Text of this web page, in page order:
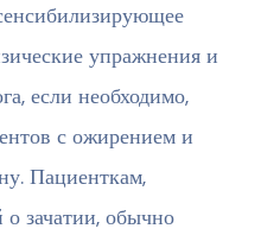
упражнения и
если необходимо,
с ожирением и
Пациенткам,
зачатии, обычно